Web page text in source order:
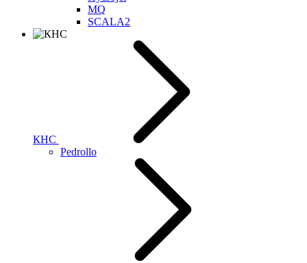
MQ
SCALA2
КНС
Pedrollo